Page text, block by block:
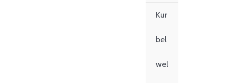
Kur
bel
wel